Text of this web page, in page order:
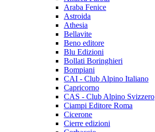
Araba Fenice
Astroida
Athesia
Bellavite
Beno editore
Blu Edizioni
Bollati Boringhieri
Bompiani
CAI - Club Alpino Italiano
Capricorno
CAS - Club Alpino Svizzero
Ciampi Editore Roma
Cicerone
Cierre edizioni